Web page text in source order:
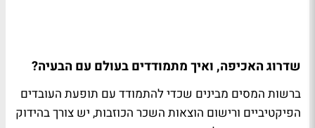
שדרוג האכיפה, ואיך מתמודדים בעולם עם הבעיה?
ברשות המסים מבינים שכדי להתמודד עם תופעת העובדים
הפיקטיביים ורישום הוצאות השכר הכוזבות, יש צורך בהידוק